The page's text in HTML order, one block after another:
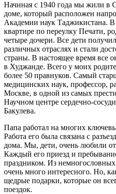
Начиная с 1940 года мы жили в
доме, который расположен
Академии наук Таджикистана. В
квартире по переулку Печати,
четыре дочери. Все дети
различных отраслях и стали
страны. В настоящее время все
в Худжанде. Всего у моих
более 50 правнуков. Самый
медицинских наук, профессор,
Москве, в одной из самых
Научном центре сердечно-
Бакулева.
Папа работал на многих
Работа его была связана с
дома. Мы, дети, очень любили
Каждый его приезд и
праздником. Из
очень много интересного. Но,
щедрые подарки, которые он
поездок.